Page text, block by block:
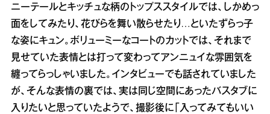
ニーテールとキッチュな柄のトップススタイルでは、しかめっ
面をしてみたり、花びらを舞い散らせたり…といたずらっ子
な姿にキュン。ボリューミーなコートのカットでは、それまで
見せていた表情とは打って変わってアンニュイな雰囲気を
纏ってらっしゃいました。インタビューでも話されていました
が、そんな表情の裏では、実は同じ空間にあったバスタブに
入りたいと思っていたようで、撮影後に「入ってみてもいい